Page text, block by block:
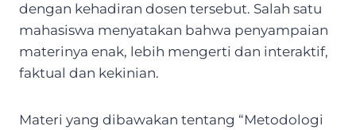
dengan kehadiran dosen tersebut. Salah satu
mahasiswa menyatakan bahwa penyampaian
materinya enak, lebih mengerti dan interaktif,
faktual dan kekinian.
Materi yang dibawakan tentang “Metodologi